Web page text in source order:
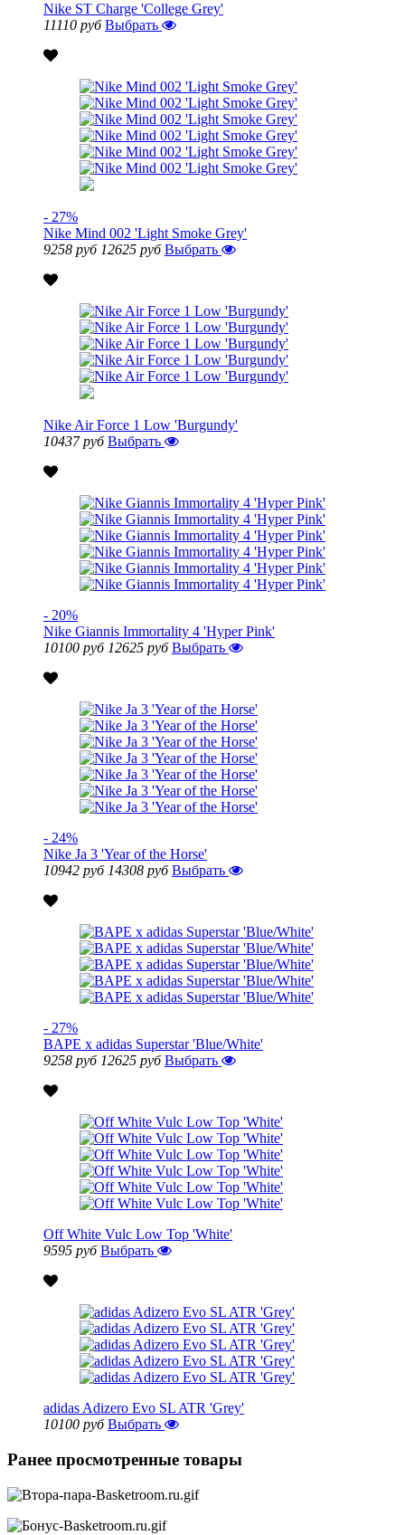
Nike ST Charge 'College Grey'
11110 руб Выбрать
- 27%
Nike Mind 002 'Light Smoke Grey'
9258 руб 12625 руб Выбрать
Nike Air Force 1 Low 'Burgundy'
10437 руб Выбрать
- 20%
Nike Giannis Immortality 4 'Hyper Pink'
10100 руб 12625 руб Выбрать
- 24%
Nike Ja 3 'Year of the Horse'
10942 руб 14308 руб Выбрать
- 27%
BAPE x adidas Superstar 'Blue/White'
9258 руб 12625 руб Выбрать
Off White Vulc Low Top 'White'
9595 руб Выбрать
adidas Adizero Evo SL ATR 'Grey'
10100 руб Выбрать
Ранее просмотренные товары